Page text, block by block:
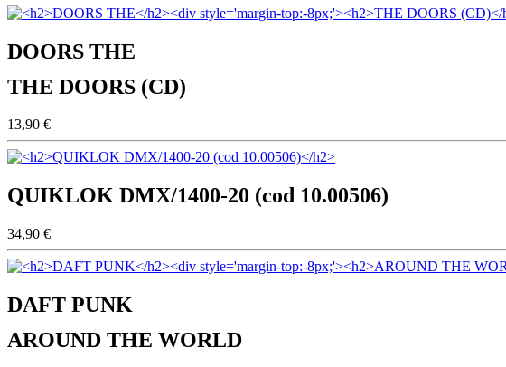
DOORS THE
THE DOORS (CD)
13,90 €
QUIKLOK DMX/1400-20 (cod 10.00506)
34,90 €
DAFT PUNK
AROUND THE WORLD